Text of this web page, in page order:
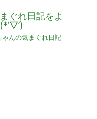
ぐれ日記をよ
ゃんの気まぐれ日記